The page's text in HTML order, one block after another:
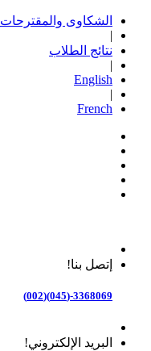
الشكاوى والمقترحات
|
نتائج الطلاب
|
English
|
French
إتصل بنا!
3368069-(045)(002)
البريد الإلكتروني!